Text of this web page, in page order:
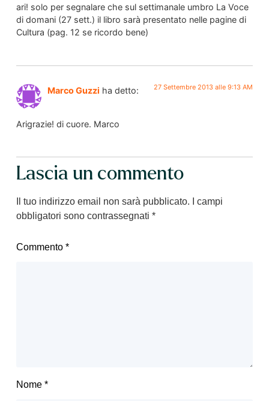
ari! solo per segnalare che sul settimanale umbro La Voce
di domani (27 sett.) il libro sarà presentato nelle pagine di
Cultura (pag. 12 se ricordo bene)
Marco Guzzi ha detto: 27 Settembre 2013 alle 9:13 AM
Arigrazie! di cuore. Marco
Lascia un commento
Il tuo indirizzo email non sarà pubblicato.
I campi
obbligatori sono contrassegnati *
Commento *
Nome *